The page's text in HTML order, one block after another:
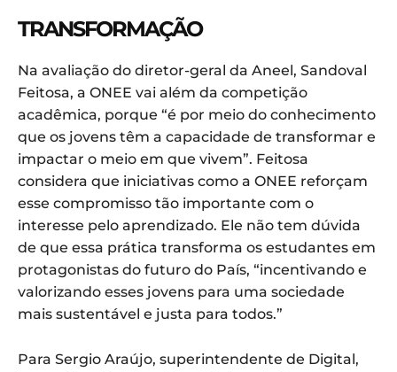
TRANSFORMAÇÃO
Na avaliação do diretor-geral da Aneel, Sandoval
Feitosa, a ONEE vai além da competição
acadêmica, porque “é por meio do conhecimento
que os jovens têm a capacidade de transformar e
impactar o meio em que vivem”. Feitosa
considera que iniciativas como a ONEE reforçam
esse compromisso tão importante com o
interesse pelo aprendizado. Ele não tem dúvida
de que essa prática transforma os estudantes em
protagonistas do futuro do País, “incentivando e
valorizando esses jovens para uma sociedade
mais sustentável e justa para todos.”
Para Sergio Araújo, superintendente de Digital,